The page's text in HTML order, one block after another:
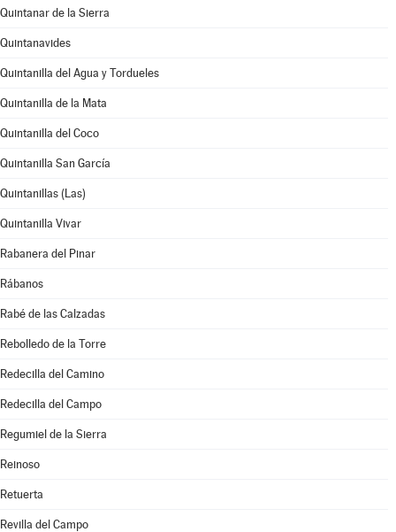
Quintanar de la Sierra
Quintanavides
Quintanilla del Agua y Tordueles
Quintanilla de la Mata
Quintanilla del Coco
Quintanilla San García
Quintanillas (Las)
Quintanilla Vivar
Rabanera del Pinar
Rábanos
Rabé de las Calzadas
Rebolledo de la Torre
Redecilla del Camino
Redecilla del Campo
Regumiel de la Sierra
Reinoso
Retuerta
Revilla del Campo